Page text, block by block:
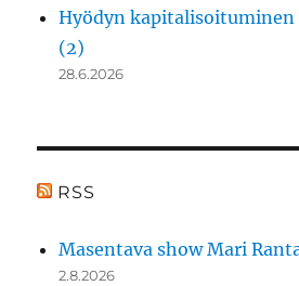
Hyödyn
(2)
28.6.2026
RSS
Masentava show Mari
2.8.2026